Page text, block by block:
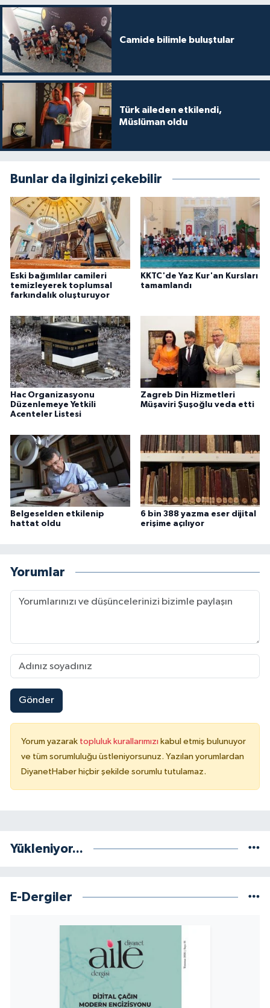
Camide bilimle buluştular
Türk aileden etkilendi,
Müslüman oldu
Bunlar da ilginizi çekebilir
Eski bağımlılar camileri
temizleyerek toplumsal
farkındalık oluşturuyor
KKTC'de Yaz Kur'an Kursları
tamamlandı
Hac Organizasyonu
Düzenlemeye Yetkili
Acenteler Listesi
Zagreb Din Hizmetleri
Müşaviri Şuşoğlu veda etti
Belgeselden etkilenip
hattat oldu
6 bin 388 yazma eser dijital
erişime açılıyor
Yorumlar
Gönder
Yorum yazarak topluluk kurallarımızı kabul etmiş bulunuyor
ve tüm sorumluluğu üstleniyorsunuz. Yazılan yorumlardan
DiyanetHaber hiçbir şekilde sorumlu tutulamaz.
Yükleniyor...
E-Dergiler
Niğde Müftülüğü
Ordu Müftülüğü
Osmaniye Müftülüğü
Rize Müftülüğü
Sakarya Müftülüğü
Samsun Müftülüğü
Siirt Müftülüğü
Sinop Müftülüğü
Sivas Müftülüğü
Şırnak Müftülüğü
Tekirdağ Müftülüğü
Tokat Müftülüğü
Tunceli Müftülüğü
Uşak Müftülüğü
Van Müftülüğü